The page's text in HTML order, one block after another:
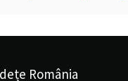
România